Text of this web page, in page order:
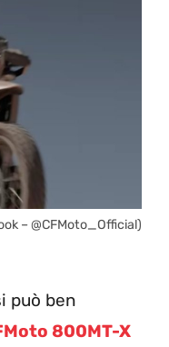
– @CFMoto_Official)
può ben
800MT-X